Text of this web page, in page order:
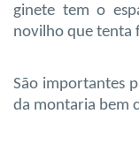
ginete tem o
novilho que tenta
São importantes
da montaria bem